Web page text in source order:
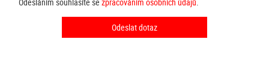
Odesláním souhlasíte sezpracováním osobních údajů.